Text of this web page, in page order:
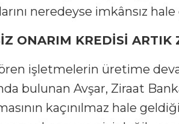
neredeyse imkânsız
ONARIM KREDİSİ ARTIK
işletmelerin üretime
bulunan Avşar, Ziraat
kaçınılmaz hale